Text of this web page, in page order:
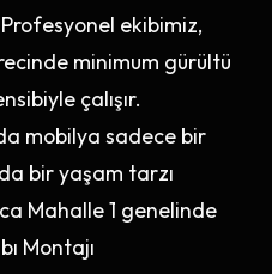
ekibimiz,
minimum gürültü
çalışır.
mobilya sadece bir
bir yaşam tarzı
Mahalle 1 genelinde
Montajı